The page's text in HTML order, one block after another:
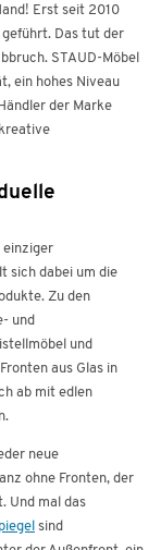
Erst seit 2010
Das tut der
STAUD-Möbel
ein hohes Niveau
der Marke
einziger
sich dabei um die
Zu den
und
und
aus Glas in
ab mit edlen
neue
ohne Fronten, der
Und mal das
sind